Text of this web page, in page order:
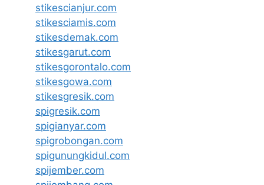
stikescianjur.com
stikesciamis.com
stikesdemak.com
stikesgarut.com
stikesgorontalo.com
stikesgowa.com
stikesgresik.com
spigresik.com
spigianyar.com
spigrobongan.com
spigunungkidul.com
spijember.com